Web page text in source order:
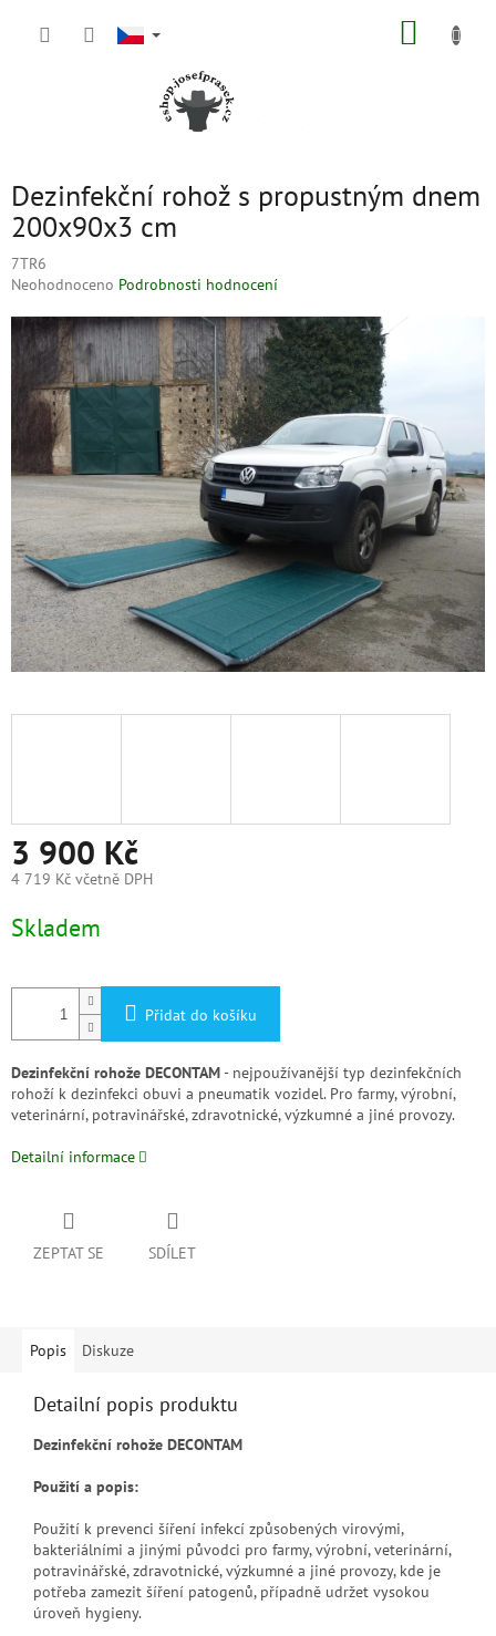
Dezinfekční rohož s propustným dnem
200x90x3 cm
7TR6
Průměrné
produktu
je
hvězdiček.
Neohodnoceno Podrobnosti hodnocení
3 900 Kč
4 719 Kč včetně DPH
cena:
Skladem
Přidat do košíku
Dezinfekční rohože DECONTAM- nejpoužívanější typ dezinfekčních
rohoží k dezinfekci obuvi a pneumatik vozidel. Pro farmy, výrobní,
veterinární, potravinářské, zdravotnické, výzkumné a jiné provozy.
Detailní informace
ZEPTAT SE SDÍLET
Popis Diskuze
Detailní popis produktu
Dezinfekční rohože DECONTAM
Použití a popis:
Použití k prevenci šíření infekcí způsobených virovými,
bakteriálními a jinými původci pro farmy, výrobní, veterinární,
potravinářské, zdravotnické, výzkumné a jiné provozy, kde je
potřeba zamezit šíření patogenů, případně udržet vysokou
úroveň hygieny.